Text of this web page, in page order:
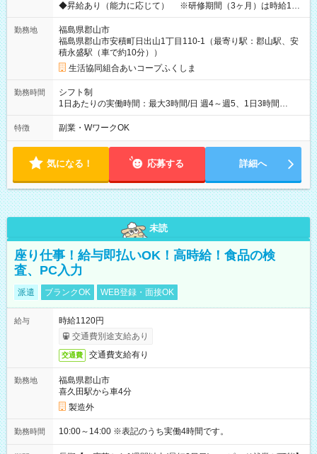
◆昇給あり（能力に応じて） ※研修期間（3ヶ月）は時給1033
円 ≪扶養内で働けます！≫ 【試用期間】試用期間あり 試用期
間の長さ：3ヶ月 雇用形態、給与は本採用時と同じです。
勤務地
福島県郡山市
福島県郡山市安積町日出山1丁目110-1（最寄り駅：郡山駅、安
積永盛駅（車で約10分））
生活協同組合あいコープふくしま
勤務時間
シフト制
1日あたりの実働時間：最大3時間/日 週4～週5、1日3時間
AM5:00～8:00 出勤日は月～金 【休日】土日、年末年始休暇、
有給休暇 WワークOK
特徴 副業・WワークOK
気になる！ 応募する 詳細へ
未読
座り仕事！給与即払いOK！高時給！食品の検
査、PC入力
派遣 ブランクOK WEB登録・面接OK
給与
時給1120円
交通費別途支給あり
交通費 交通費支給有り
勤務地
福島県郡山市
喜久田駅から車4分
製造外
勤務時間 10:00～14:00 ※表記のうち実働4時間です。